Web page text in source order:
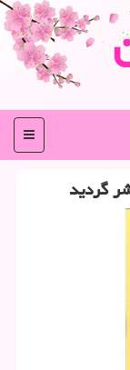
منو
گردید